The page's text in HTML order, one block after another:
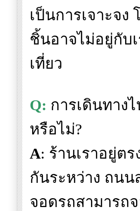
เป็นการเจาะจ
ชิ้นอาจไม่อยู่กับ
เที่ยว
Q: การเดินทาง
หรือไม่?
A: ร้านเราอยู่ต
กันระหว่าง ถน
จอดรถสามารถ